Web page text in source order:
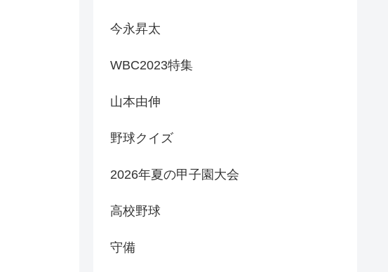
今永昇太
WBC2023特集
山本由伸
野球クイズ
2026年夏の甲子園大会
高校野球
守備